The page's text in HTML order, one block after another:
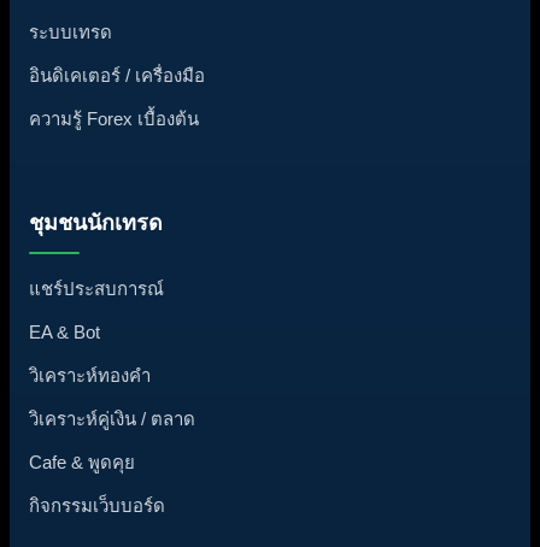
ระบบเทรด
อินดิเคเตอร์ / เครื่องมือ
ความรู้ Forex เบื้องต้น
ชุมชนนักเทรด
แชร์ประสบการณ์
EA & Bot
วิเคราะห์ทองคำ
วิเคราะห์คู่เงิน / ตลาด
Cafe & พูดคุย
กิจกรรมเว็บบอร์ด